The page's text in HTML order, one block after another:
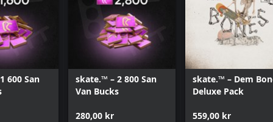
600 San
skate.™ – 2 800 San
Van Bucks
280,00 kr
skate.™ – Dem
Deluxe Pack
559,00 kr